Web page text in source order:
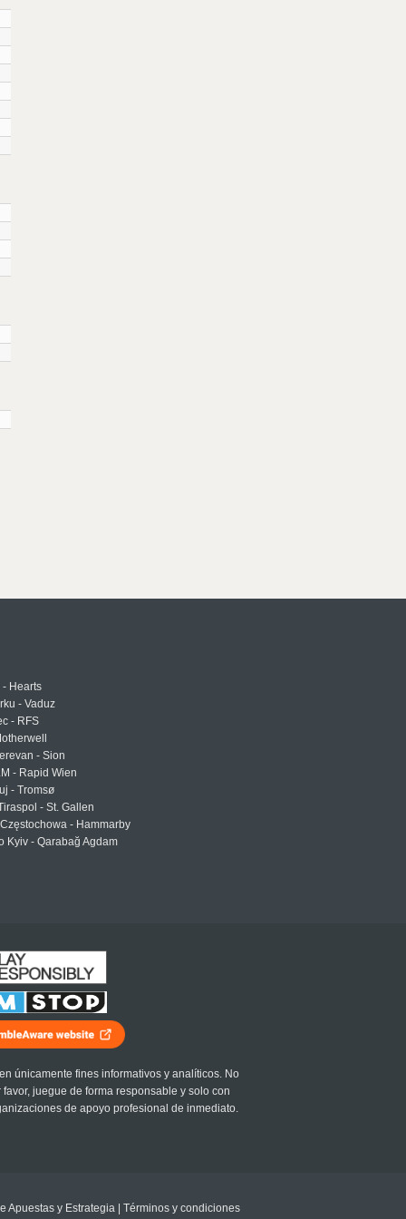
- Hearts
- Vaduz
- RFS
- Sion
- Rapid Wien
- Tromsø
- St. Gallen
- Hammarby
Kyiv - Qarabağ Agdam
únicamente fines informativos y analíticos. No
juegue de forma responsable y solo con
de apoyo profesional de inmediato.
Apuestas y Estrategia Términos y condiciones